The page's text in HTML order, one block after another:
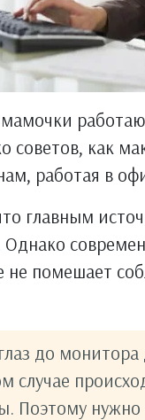
советов, как
работая в
главным
Однако
помешает
до
случае
Поэтому нужно